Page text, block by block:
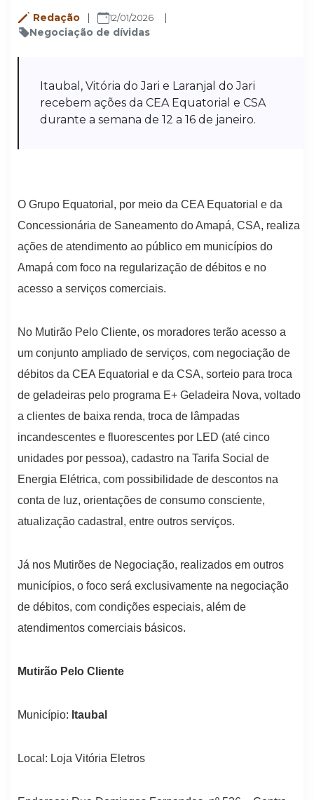
Redação 12/01/2026
Negociação de dívidas
Itaubal, Vitória do Jari e Laranjal do Jari
recebem ações da CEA Equatorial e CSA
durante a semana de 12 a 16 de janeiro.
O Grupo Equatorial, por meio da CEA Equatorial e da
Concessionária de Saneamento do Amapá, CSA, realiza
ações de atendimento ao público em municípios do
Amapá com foco na regularização de débitos e no
acesso a serviços comerciais.
No Mutirão Pelo Cliente, os moradores terão acesso a
um conjunto ampliado de serviços, com negociação de
débitos da CEA Equatorial e da CSA, sorteio para troca
de geladeiras pelo programa E+ Geladeira Nova, voltado
a clientes de baixa renda, troca de lâmpadas
incandescentes e fluorescentes por LED (até cinco
unidades por pessoa), cadastro na Tarifa Social de
Energia Elétrica, com possibilidade de descontos na
conta de luz, orientações de consumo consciente,
atualização cadastral, entre outros serviços.
Já nos Mutirões de Negociação, realizados em outros
municípios, o foco será exclusivamente na negociação
de débitos, com condições especiais, além de
atendimentos comerciais básicos.
Mutirão Pelo Cliente
Município: Itaubal
Local: Loja Vitória Eletros